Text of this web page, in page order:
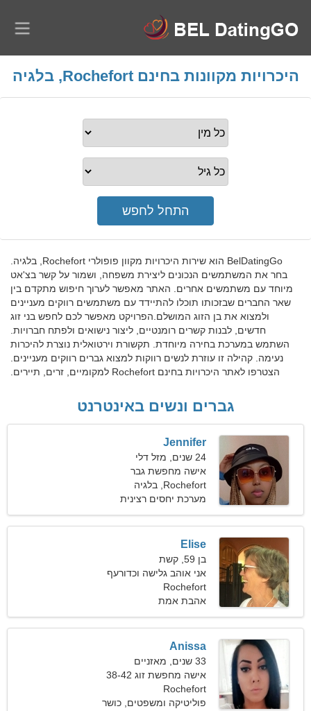
היכרויות מקוונות בחינם Rochefort, בלגיה
BelDatingGo הוא שירות היכרויות מקוון פופולרי Rochefort, בלגיה.
בחר את המשתמשים הנכונים ליצירת משפחה, ושמור על קשר בצ'אט
מיוחד עם משתמשים אחרים. האתר מאפשר לערוך חיפוש מתקדם בין
שאר החברים שבזכותו תוכלו להתיידד עם משתמשים רווקים מעניינים
ולמצוא את בן הזוג המושלם.הפרויקט מאפשר לכם לחפש בני זוג
חדשים, לבנות קשרים רומנטיים, ליצור נישואים ולפתח חברויות.
השתמש במערכת בחירה מיוחדת. תקשורת וירטואלית נוצרת להיכרות
נעימה. קהילה זו עוזרת לנשים רווקות למצוא גברים רווקים מעניינים.
הצטרפו לאתר היכרויות בחינם Rochefort למקומיים, זרים, תיירים.
גברים ונשים באינטרנט
Jennifer
24 שנים, מזל דלי
אישה מחפשת גבר
Rochefort, בלגיה
מערכת יחסים רצינית
Elise
בן 59, קשת
אני אוהב גלישה וכדורעף
Rochefort
אהבת אמת
Anissa
33 שנים, מאזניים
אישה מחפשת זוג 38-42
Rochefort
פוליטיקה ומשפטים, כושר